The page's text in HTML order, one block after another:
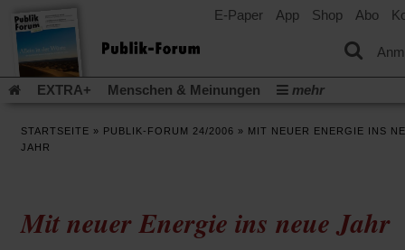
E-Paper App Shop Abo
EXTRA+ Menschen & Meinungen
mehr
Aufstehen & Handeln
Leserinitiative Publik-Forum e.V.
Die Erderwärmung
Gefährlicher Reichtum
(Öffnet
STARTSEITE » PUBLIK-FORUM 24/2006 » MIT NEUER ENERGIE INS
JAHR
Mit neuer Energie ins neue Jahr